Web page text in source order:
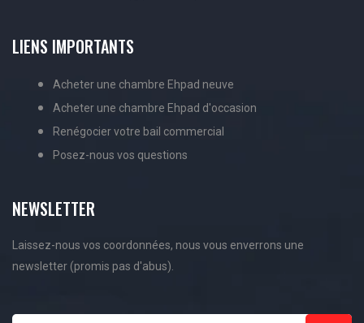
LIENS IMPORTANTS
Acheter une chambre Ehpad neuve
Acheter une chambre Ehpad d'occasion
Renégocier votre bail commercial
Posez-nous vos questions
NEWSLETTER
Laissez-nous vos coordonnées, nous vous enverrons une
newsletter (promis pas d'abus).